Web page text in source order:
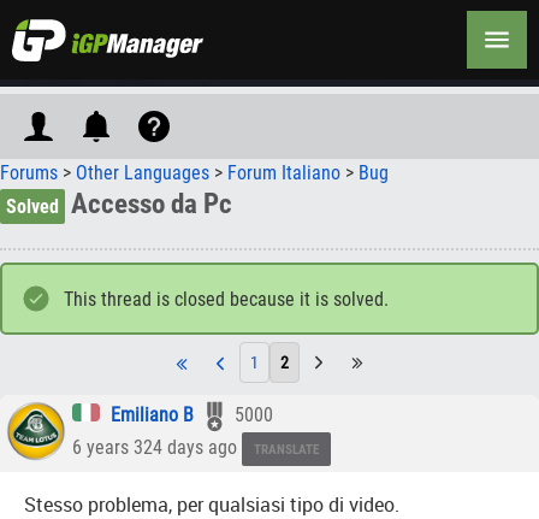
Forums > Other Languages > Forum Italiano > Bug
Solved Accesso da Pc
This thread is closed because it is solved.
1 2
Emiliano B
5000
6 years 324 days ago
TRANSLATE
Stesso problema, per qualsiasi tipo di video.